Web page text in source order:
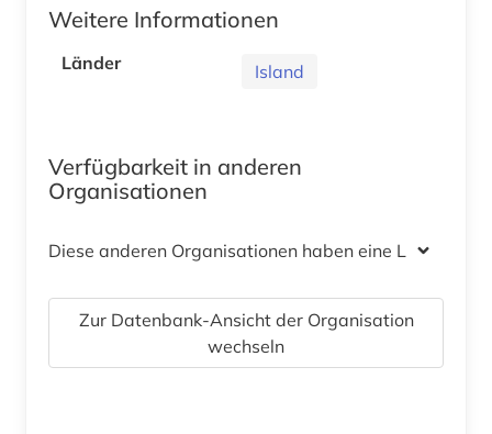
Weitere Informationen
Länder Island
Verfügbarkeit in anderen
Organisationen
Diese anderen Organisationen haben eine Lizenz
Zur Datenbank-Ansicht der Organisation
wechseln